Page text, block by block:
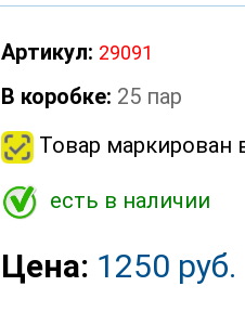
Артикул: 29091
В коробке: 25 пар
Товар маркирован
есть в наличии
Цена: 1250 руб.